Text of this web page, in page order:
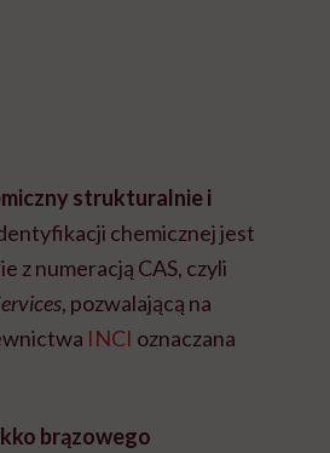
strukturalnie i
chemicznej jest
z numeracją CAS, czyli
, pozwalającą na
INCI oznaczana
brązowego